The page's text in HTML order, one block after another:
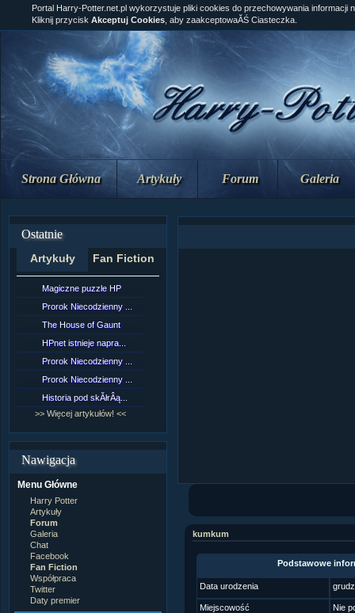
Strona Główna Artykuły Forum Galeria
Ostatnie
Artykuły Fan Fiction
Magiczne puzzle HP
Prorok Niecodzienny ...
The House of Gaunt
HPnet istnieje napra...
Prorok Niecodzienny ...
Prorok Niecodzienny ...
Historia pod skĂłrÂą...
>> Więcej artykułów! <<
Nawigacja
Menu Główne
Harry Potter
Artykuły
Forum
Galeria
Chat
Facebook
Fan Fiction
Współpraca
Twitter
Daty premier
Portal Harry-Potter.net.pl wykorzystuje pliki cookies do przechowywania informacji
Kliknij przycisk Akceptuj Cookies , aby zaakceptowaĂŚ Ciasteczka.
kumkum
Podstawowe
Data urodzenia
Miejscowość Nie